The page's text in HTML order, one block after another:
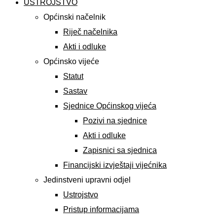
USTROJSTVO
Općinski načelnik
Riječ načelnika
Akti i odluke
Općinsko vijeće
Statut
Sastav
Sjednice Općinskog vijeća
Pozivi na sjednice
Akti i odluke
Zapisnici sa sjednica
Financijski izvještaji vijećnika
Jedinstveni upravni odjel
Ustrojstvo
Pristup informacijama